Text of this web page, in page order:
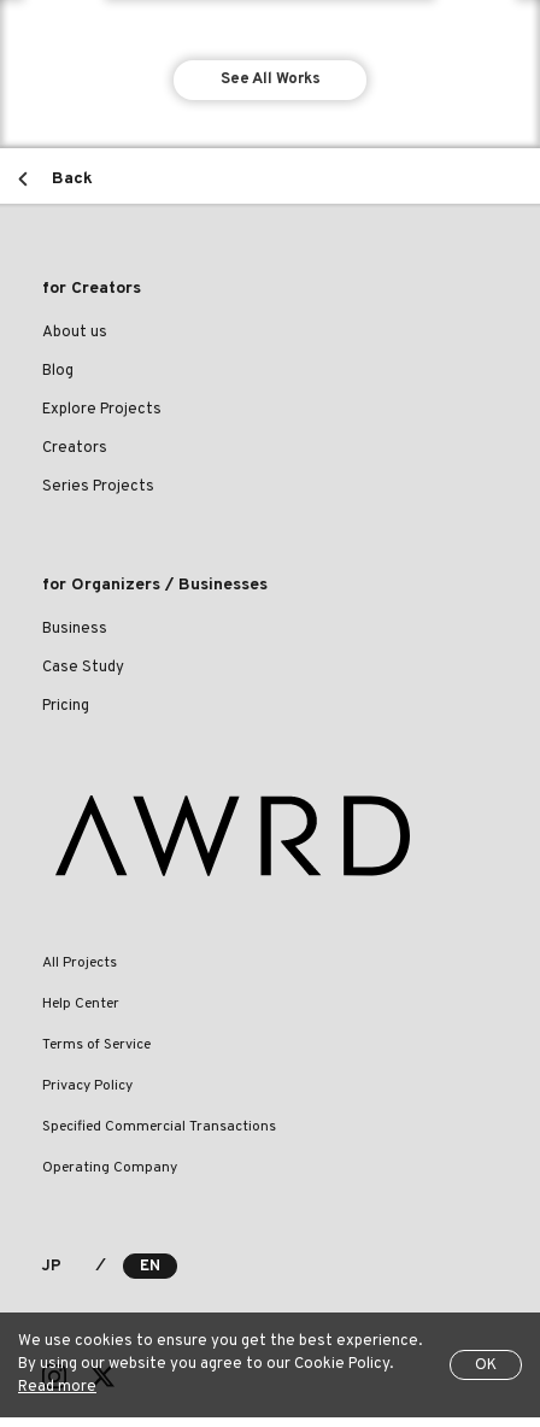
See All Works
Back
for Creators
About us
Blog
Explore Projects
Creators
Series Projects
for Organizers / Businesses
Business
Case Study
Pricing
All Projects
Help Center
Terms of Service
Privacy Policy
Specified Commercial Transactions
Operating Company
JP ⁄ EN
We use cookies to ensure you get the best experience.
By using our website you agree to our Cookie Policy.
Read more
OK